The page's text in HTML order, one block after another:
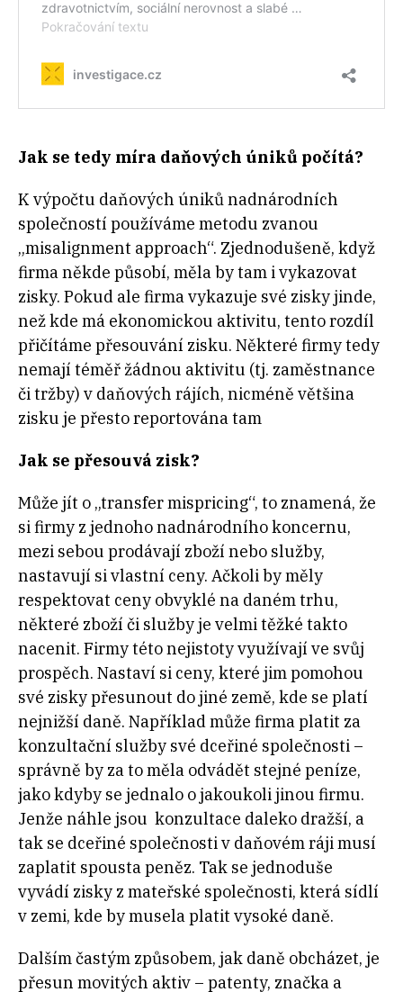
Jak se tedy míra daňových úniků počítá?
K výpočtu daňových úniků nadnárodních
společností používáme metodu zvanou
„misalignment approach“. Zjednodušeně, když
firma někde působí, měla by tam i vykazovat
zisky. Pokud ale firma vykazuje své zisky jinde,
než kde má ekonomickou aktivitu, tento rozdíl
přičítáme přesouvání zisku. Některé firmy tedy
nemají téměř žádnou aktivitu (tj. zaměstnance
či tržby) v daňových rájích, nicméně většina
zisku je přesto reportována tam
Jak se přesouvá zisk?
Může jít o „transfer mispricing“, to znamená, že
si firmy z jednoho nadnárodního koncernu,
mezi sebou prodávají zboží nebo služby,
nastavují si vlastní ceny. Ačkoli by měly
respektovat ceny obvyklé na daném trhu,
některé zboží či služby je velmi těžké takto
nacenit. Firmy této nejistoty využívají ve svůj
prospěch. Nastaví si ceny, které jim pomohou
své zisky přesunout do jiné země, kde se platí
nejnižší daně. Například může firma platit za
konzultační služby své dceřiné společnosti –
správně by za to měla odvádět stejné peníze,
jako kdyby se jednalo o jakoukoli jinou firmu.
Jenže náhle jsou konzultace daleko dražší, a
tak se dceřiné společnosti v daňovém ráji musí
zaplatit spousta peněz. Tak se jednoduše
vyvádí zisky z mateřské společnosti, která sídlí
v zemi, kde by musela platit vysoké daně.
Dalším častým způsobem, jak daně obcházet, je
přesun movitých aktiv – patenty, značka a